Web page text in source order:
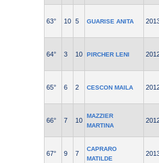
63° 10 5 GUARISE ANITA
64° 3 10 PIRCHER LENI
65° 6 2 CESCON MAILA
66° 7 10
MAZZIER
MARTINA
67° 9 7
CAPRARO
MATILDE